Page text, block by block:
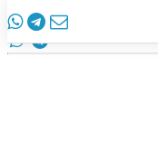
info@artmillenium.ru